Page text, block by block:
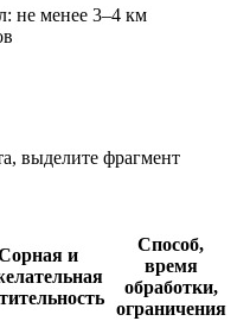
не менее 3–4 км
выделите фрагмент
и
Способ,
время
обработки,
ограничения